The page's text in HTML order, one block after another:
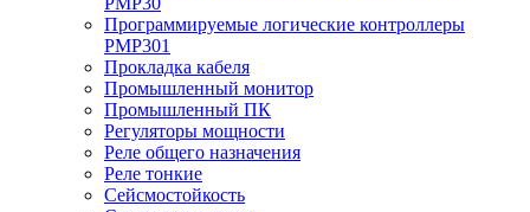
Программируемые логические контроллеры
PMP301
Прокладка кабеля
Промышленный монитор
Промышленный ПК
Регуляторы мощности
Реле общего назначения
Реле тонкие
Сейсмостойкость